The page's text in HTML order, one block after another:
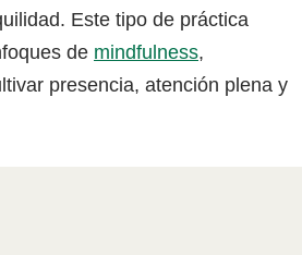
Este tipo de práctica
de mindfulness,
presencia, atención plena y